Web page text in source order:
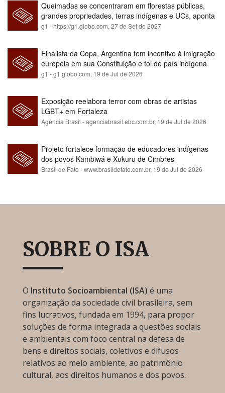
Queimadas se concentraram em florestas públicas,
grandes propriedades, terras indígenas e UCs, aponta
relatório
g1 - https://g1.globo.com,27 de Set de 2027
Finalista da Copa, Argentina tem incentivo à imigração
europeia em sua Constituição e foi de país indígena
para maioria branca
g1 - g1.globo.com, 19 de Jul de 2026
Exposição reelabora terror com obras de artistas
LGBT+ em Fortaleza
Agência Brasil - agenciabrasil.ebc.com.br, 19 de Jul de 2026
Projeto fortalece formação de educadores indígenas
dos povos Kambiwá e Xukuru de Cimbres
Brasil de Fato - www.brasildefato.com.br, 19 de Jul de 2026
SOBRE O ISA
O Instituto Socioambiental (ISA) é uma
organização da sociedade civil brasileira, sem
fins lucrativos, fundada em 1994, para propor
soluções de forma integrada a questões sociais
e ambientais com foco central na defesa de
bens e direitos sociais, coletivos e difusos
relativos ao meio ambiente, ao patrimônio
cultural, aos direitos humanos e dos povos.